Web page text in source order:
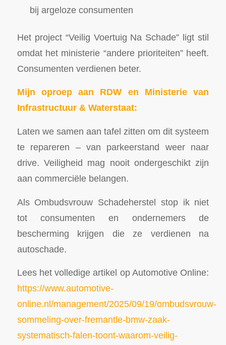
bij argeloze consumenten
Het project “Veilig Voertuig Na Schade” ligt stil
omdat het ministerie “andere prioriteiten” heeft.
Consumenten verdienen beter.
Mijn oproep aan RDW en Ministerie van
Infrastructuur & Waterstaat:
Laten we samen aan tafel zitten om dit systeem
te repareren – van parkeerstand weer naar
drive. Veiligheid mag nooit ondergeschikt zijn
aan commerciële belangen.
Als Ombudsvrouw Schadeherstel stop ik niet
tot consumenten en ondernemers de
bescherming krijgen die ze verdienen na
autoschade.
Lees het volledige artikel op Automotive Online:
https://www.automotive-
online.nl/management/2025/09/19/ombudsvrouw-
sommeling-over-fremantle-bmw-zaak-
systematisch-falen-toont-waarom-veilig-